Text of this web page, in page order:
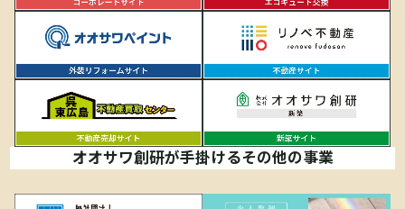
オオサワ創研が手掛けるその他の事業